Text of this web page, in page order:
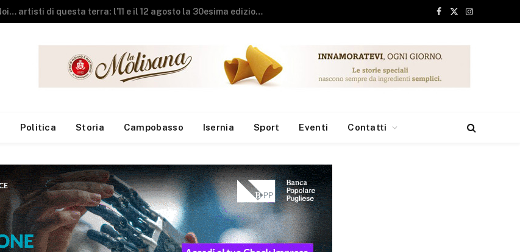
Ripalimosani riscopre la sua anima: al teatro comunale un emozionante viaggio tra gli antichi funai
Facebook
X
Instagram
Politica Storia Campobasso Isernia Sport Eventi Contatti